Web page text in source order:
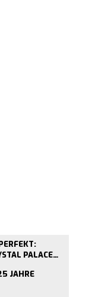
PALACE A
JAHRE